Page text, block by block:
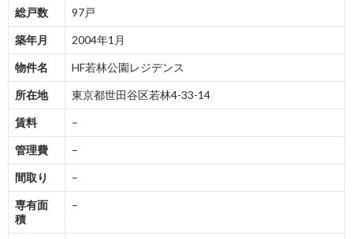
総戸数 97戸
築年月 2004年1月
物件名 HF若林公園レジデンス
所在地 東京都世田谷区若林4-33-14
賃料 –
管理費 –
間取り –
専有面
積
–